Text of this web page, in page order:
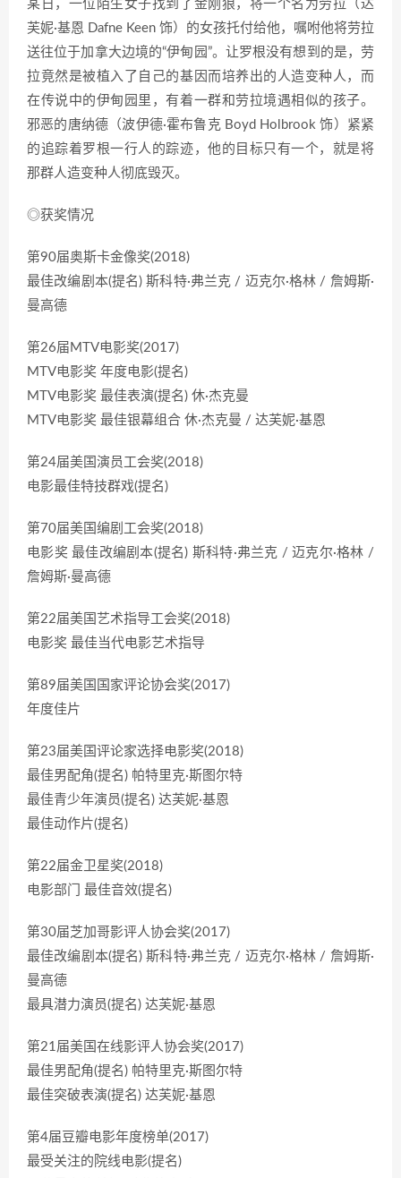
某日，一位陌生女子找到了金刚狼，将一个名为劳拉（达
芙妮·基恩 Dafne Keen 饰）的女孩托付给他，嘱咐他将劳拉
送往位于加拿大边境的“伊甸园”。让罗根没有想到的是，劳
拉竟然是被植入了自己的基因而培养出的人造变种人，而
在传说中的伊甸园里，有着一群和劳拉境遇相似的孩子。
邪恶的唐纳德（波伊德·霍布鲁克 Boyd Holbrook 饰）紧紧
的追踪着罗根一行人的踪迹，他的目标只有一个，就是将
那群人造变种人彻底毁灭。
◎获奖情况
第90届奥斯卡金像奖(2018)
最佳改编剧本(提名) 斯科特·弗兰克 / 迈克尔·格林 / 詹姆斯·
曼高德
第26届MTV电影奖(2017)
MTV电影奖 年度电影(提名)
MTV电影奖 最佳表演(提名) 休·杰克曼
MTV电影奖 最佳银幕组合 休·杰克曼 / 达芙妮·基恩
第24届美国演员工会奖(2018)
电影最佳特技群戏(提名)
第70届美国编剧工会奖(2018)
电影奖 最佳改编剧本(提名) 斯科特·弗兰克 / 迈克尔·格林 /
詹姆斯·曼高德
第22届美国艺术指导工会奖(2018)
电影奖 最佳当代电影艺术指导
第89届美国国家评论协会奖(2017)
年度佳片
第23届美国评论家选择电影奖(2018)
最佳男配角(提名) 帕特里克·斯图尔特
最佳青少年演员(提名) 达芙妮·基恩
最佳动作片(提名)
第22届金卫星奖(2018)
电影部门 最佳音效(提名)
第30届芝加哥影评人协会奖(2017)
最佳改编剧本(提名) 斯科特·弗兰克 / 迈克尔·格林 / 詹姆斯·
曼高德
最具潜力演员(提名) 达芙妮·基恩
第21届美国在线影评人协会奖(2017)
最佳男配角(提名) 帕特里克·斯图尔特
最佳突破表演(提名) 达芙妮·基恩
第4届豆瓣电影年度榜单(2017)
最受关注的院线电影(提名)